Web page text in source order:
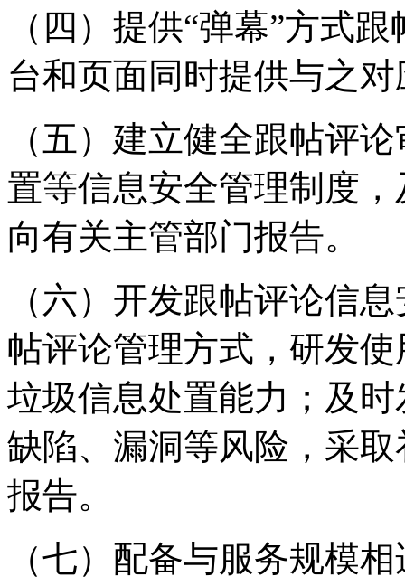
（四）提供“弹幕”方式
台和页面同时提供与之
（五）建立健全跟帖评
置等信息安全管理制度
向有关主管部门报告。
（六）开发跟帖评论信
帖评论管理方式，研发
垃圾信息处置能力；及
缺陷、漏洞等风险，采
报告。
（七）配备与服务规模